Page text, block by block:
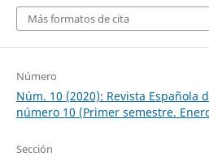
Más formatos de cita
Número
Núm. 10 (2020): Revista Española
número 10 (Primer semestre.
Sección